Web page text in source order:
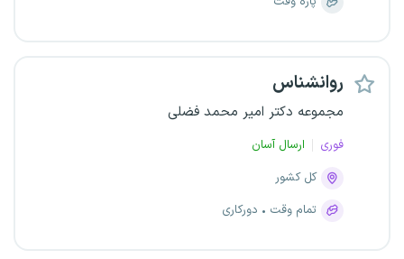
روانشناس
مجموعه دکتر امیر محمد فضلی
فوری
ارسال آسان
کل کشور
تمام وقت
دورکاری